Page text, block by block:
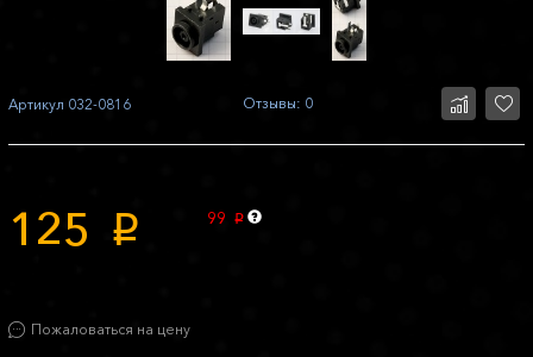
Артикул 032-0816 Отзывы: 0
125 p 99 p
Пожаловаться на цену